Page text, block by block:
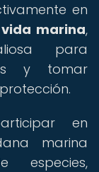
en
vida marina,
para
y tomar
en
marina
especies,